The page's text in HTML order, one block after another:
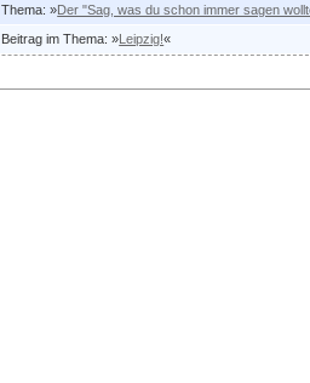
Thema: »Der "Sag, was du schon immer sagen
Beitrag im Thema: »Leipzig!«